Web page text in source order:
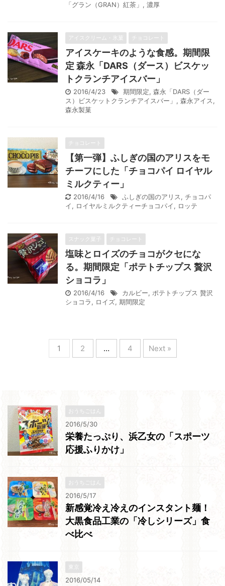
「グラン（GRAN）紅茶」 , 濃厚
アイスクリーム・氷菓 チョコレート
アイスケーキのような食感。期間限
定 森永「DARS（ダース）ビスケッ
トクランチアイスバー」
2016/4/23 期間限定, 森永「DARS（ダー
ス）ビスケットクランチアイスバー」 , 森永アイス,
森永製菓
チョコレート
【第一弾】ふしぎの国のアリスをモ
チーフにした「チョコパイ ロイヤル
ミルクティー」
2016/4/16 ふしぎの国のアリス, チョコパ
イ, ロイヤルミルクティーチョコパイ, ロッテ
スナック菓子 チョコレート
塩味とロイズのチョコがクセにな
る。期間限定「ポテトチップス 贅沢
ショコラ」
2016/4/16 カルビー, ポテトチップス 贅沢
ショコラ, ロイズ, 期間限定
1 2 … 4 Next »
おうちごはん
2016/5/30
栄養たっぷり、浜乙女の「スポーツ
応援ふりかけ」
おうちごはん
2016/5/17
新感覚冷え冷えのインスタント麺！
大黒食品工業の「冷しシリーズ」食
べ比べ
東京
2016/05/14